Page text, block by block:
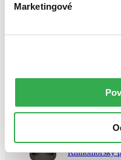
Marketingové
Najvyššia zľava
Chcete
Náš pomocník
Knihomoľský